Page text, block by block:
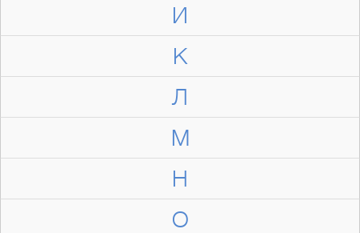
И
К
Л
М
Н
О